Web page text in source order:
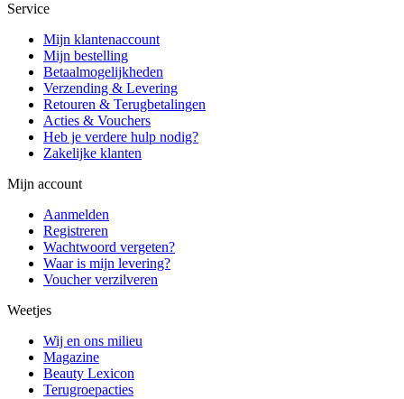
Service
Mijn klantenaccount
Mijn bestelling
Betaalmogelijkheden
Verzending & Levering
Retouren & Terugbetalingen
Acties & Vouchers
Heb je verdere hulp nodig?
Zakelijke klanten
Mijn account
Aanmelden
Registreren
Wachtwoord vergeten?
Waar is mijn levering?
Voucher verzilveren
Weetjes
Wij en ons milieu
Magazine
Beauty Lexicon
Terugroepacties